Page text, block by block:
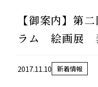
ご利用案内
当館について
【御案内】第
ラム 絵画展
2017.11.10 新着情報